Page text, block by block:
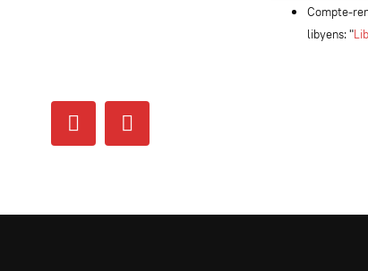
Compte-
libyens:"